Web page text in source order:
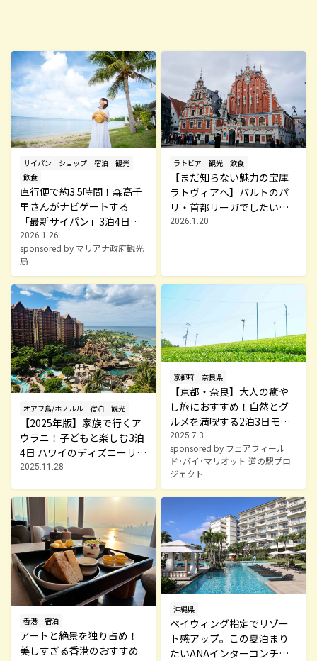
サイパン ショップ 宿泊
観光
飲食
直行便で約3.5時間！森高千
里さんがナビゲートする
「最新サイパン」3泊4日モ
デルプラン
2026.1.26
sponsored by マリアナ政府観光
局
ラトビア 観光 飲食
【まだ知らない魅力の宝庫
ラトヴィアへ】バルトのパ
リ・首都リーガでしたいこ
と
2026.1.20
オアフ島/ホノルル 宿泊 観光
【2025年版】家族で行くア
ウラニ！子どもと楽しむ3泊
4日 ハワイのディズニーリゾ
ートへ
2025.11.28
京都府 奈良県
【京都・奈良】大人の癒や
し旅におすすめ！自然とグ
ルメを満喫する2泊3日モデ
ルコース
2025.7.3
sponsored by フェアフィール
ド･バイ･マリオット 道の駅プロ
ジェクト
香港 宿泊
アートと絶景を独り占め！
美しすぎる香港のおすすめ
沖縄県
ベイウィング指定でリゾー
ト感アップ。この夏泊まり
たいANAインターコンチネ